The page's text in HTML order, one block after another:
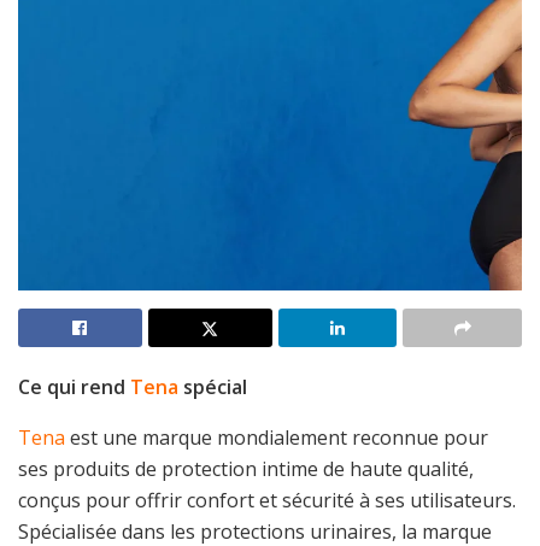
Ce qui rend Tena spécial
Tena est une marque mondialement reconnue pour
ses produits de protection intime de haute qualité,
conçus pour offrir confort et sécurité à ses utilisateurs.
Spécialisée dans les protections urinaires, la marque